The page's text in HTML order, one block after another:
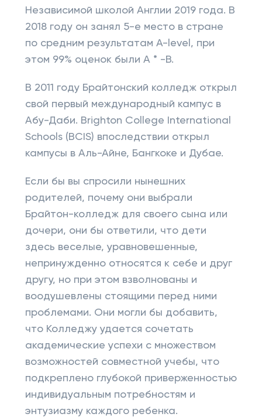
Независимой школой Англии 2019 года. В
2018 году он занял 5-е место в стране
по средним результатам A-level, при
этом 99% оценок были A * -B.
В 2011 году Брайтонский колледж открыл
свой первый международный кампус в
Абу-Даби. Brighton College International
Schools (BCIS) впоследствии открыл
кампусы в Аль-Айне, Бангкоке и Дубае.
Если бы вы спросили нынешних
родителей, почему они выбрали
Брайтон-колледж для своего сына или
дочери, они бы ответили, что дети
здесь веселые, уравновешенные,
непринужденно относятся к себе и друг
другу, но при этом взволнованы и
воодушевлены стоящими перед ними
проблемами. Они могли бы добавить,
что Колледжу удается сочетать
академические успехи с множеством
возможностей совместной учебы, что
подкреплено глубокой приверженностью
индивидуальным потребностям и
энтузиазму каждого ребенка.